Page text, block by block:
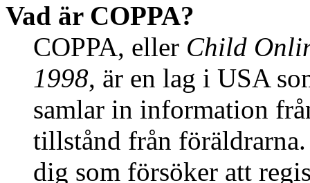
Vad är COPPA?
COPPA, eller Child
1998, är en lag i USA
samlar in information
tillstånd från
dig som försöker att